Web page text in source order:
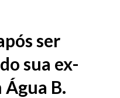
ser
sua ex-
B.